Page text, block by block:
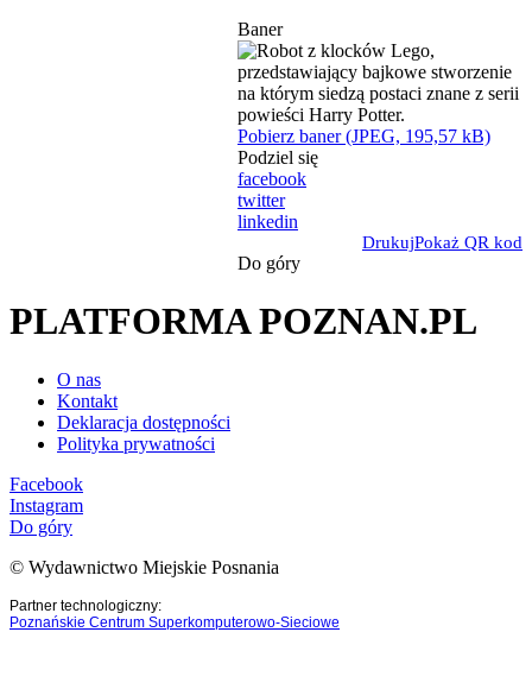
Baner
Pobierz baner (JPEG, 195,57 kB)
Podziel się
facebook
twitter
linkedin
DrukujPokaż QR kod
Do góry
PLATFORMA POZNAN.PL
O nas
Kontakt
Deklaracja dostępności
Polityka prywatności
Facebook
Instagram
Do góry
© Wydawnictwo Miejskie Posnania
Partner technologiczny:
Poznańskie Centrum Superkomputerowo-Sieciowe